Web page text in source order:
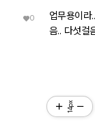
0
업무용이라
음.. 다섯걸
14px